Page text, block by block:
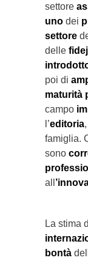
settore
uno dei
settore
delle
poi di
maturità
campo
l’editoria
famiglia.
sono
all
La stima
bontà